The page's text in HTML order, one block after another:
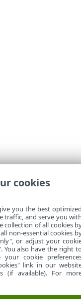
cookies
you the best
traffic, and serve you
collection of all cookies
non-essential cookies
or adjust your
You also have the right
cookie
link in our
(if available). For